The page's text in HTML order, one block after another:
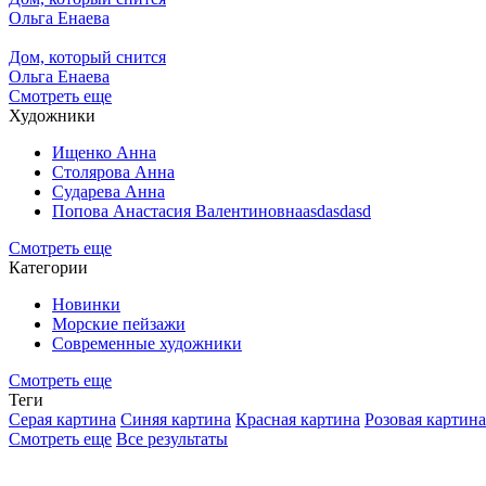
Ольга Енаева
Дом, который снится
Ольга Енаева
Смотреть еще
Художники
Ищенко Анна
Столярова Анна
Сударева Анна
Попова Анастасия Валентиновнаasdasdasd
Смотреть еще
Категории
Новинки
Морские пейзажи
Современные художники
Смотреть еще
Теги
Серая картина Синяя картина Красная картина Розовая картина
Смотреть еще Все результаты